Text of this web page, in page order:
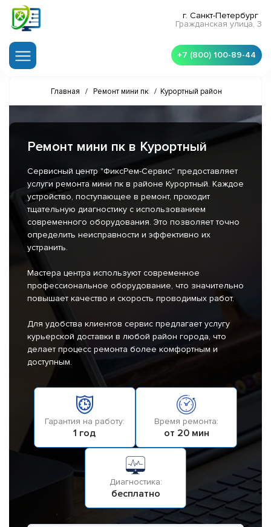
г. Санкт-Петербург
Гражданская улица, 3
+7 (800) 100-89-44
Главная / Ремонт мини пк / Курортный район
Ремонт мини пк в Курортный
Сервисный центр "ФиксРем-Сервис" предоставляет
услуги ремонта мини пк в районе Курортный. Каждое
устройство, поступающее в ремонт, проходит
тщательную диагностику с использованием
современного оборудования. Это позволяет точно
определить неисправности и эффективно их
устранить.
Мастера центра используют современное
профессиональное оборудование, что значительно
повышает качество и скорость проводимых работ.
Для удобства клиентов сервис предлагает услугу
курьерской доставки в любой район города, что
делает процесс ремонта более комфортным и
доступным.
Гарантия на работу:
1 год
Время ремонта:
от 20 мин
Диагностика:
бесплатно